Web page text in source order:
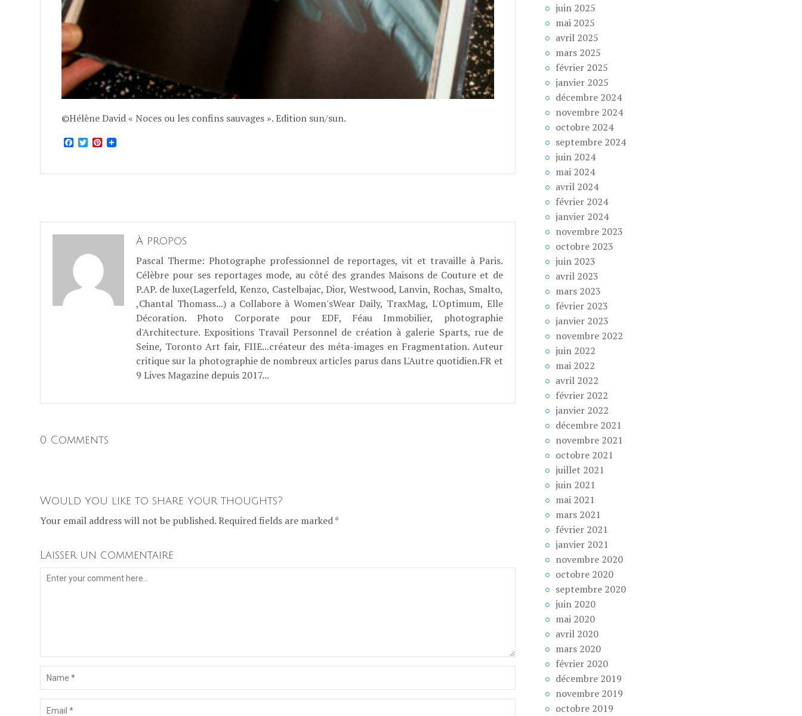
©Hélène David « Noces ou les confins sauvages ». Edition sun/sun.
Facebook
TwitterPinterest
À propos
Pascal Therme: Photographe professionnel de reportages, vit et travaille à Paris.
Célèbre pour ses reportages mode, au côté des grandes Maisons de Couture et de
P.AP. de luxe(Lagerfeld, Kenzo, Castelbajac, Dior, Westwood, Lanvin, Rochas, Smalto,
,Chantal Thomass...) a Collabore à Women'sWear Daily, TraxMag, L'Optimum, Elle
Décoration. Photo Corporate pour EDF, Féau Immobilier, photographie
d'Architecture. Expositions Travail Personnel de création à galerie Sparts, rue de
Seine, Toronto Art fair, FIIE...créateur des méta-images en Fragmentation. Auteur
critique sur la photographie de nombreux articles parus dans L'Autre quotidien.FR et
9 Lives Magazine depuis 2017...
0 Comments
Would you like to share your thoughts?
Your email address will not be published. Required fields are marked *
Laisser un commentaire
juin 2025
mai 2025
avril 2025
mars 2025
février 2025
janvier 2025
décembre 2024
novembre 2024
octobre 2024
septembre 2024
juin 2024
mai 2024
avril 2024
février 2024
janvier 2024
novembre 2023
octobre 2023
juin 2023
avril 2023
mars 2023
février 2023
janvier 2023
novembre 2022
juin 2022
mai 2022
avril 2022
février 2022
janvier 2022
décembre 2021
novembre 2021
octobre 2021
juillet 2021
juin 2021
mai 2021
mars 2021
février 2021
janvier 2021
novembre 2020
octobre 2020
septembre 2020
juin 2020
mai 2020
avril 2020
mars 2020
février 2020
décembre 2019
novembre 2019
octobre 2019